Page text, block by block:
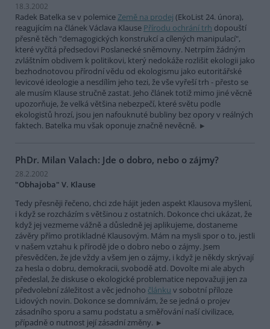
18.3.2002
Radek Batelka se v polemiceZemě na prodej (EkoList 24. února),
reagujícím na článek Václava Klause Přírodu ochrání trh dopouští
přesně těch "demagogických konstrukcí a cílených manipulací",
které vyčítá předsedovi Poslanecké sněmovny. Netrpím žádným
zvláštním obdivem k politikovi, který nedokáže rozlišit ekologii jako
bezhodnotovou přírodní vědu od ekologismu jako eutoritářské
levicové ideologie a nesdílím jeho tezi, že vše vyřeší trh - přesto se
ale musím Klause stručně zastat. Jeho článek totiž mimo jiné věcně
upozorňuje, že velká většina nebezpečí, které světu podle
ekologistů hrozí, jsou jen nafouknuté bubliny bez opory v reálných
faktech. Batelka mu však oponuje značně nevěcně.
PhDr. Milan Valach: Jde o dobro, nebo o zájmy?
28.2.2002
"Obhajoba" V. Klause
Tedy přesněji řečeno, chci zde hájit jeden aspekt Klausova myšlení,
i když se rozcházím s většinou z ostatních. Dokonce chci ukázat, že
když jej vezmeme vážně a důsledně jej aplikujeme, dostaneme
závěry přímo protikladné Klausovým. Mám na mysli spor o to, jestli
v našem vztahu k přírodě jde o dobro nebo o zájmy. Jsem
přesvědčen, že jde vždy a všem jen o zájmy, i když je někdy skrývají
za hesla o dobru, demokracii, svobodě atd. Dovolte mi ale abych
předeslal, že diskuse o ekologické problematice nepovažuji jen za
předvolební záležitost a věc jednoho článku v sobotní příloze
Lidových novin. Dokonce se domnívám, že se jedná o projev
zásadního sporu a samu podstatu a směřování naší civilizace,
případně o nutnost její zásadní změny.